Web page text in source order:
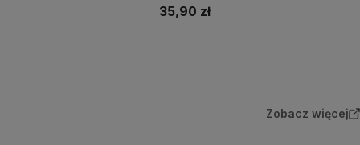
35,90 zł
Zobacz więcej